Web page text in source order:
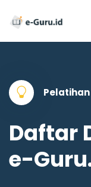
Daftar
e-